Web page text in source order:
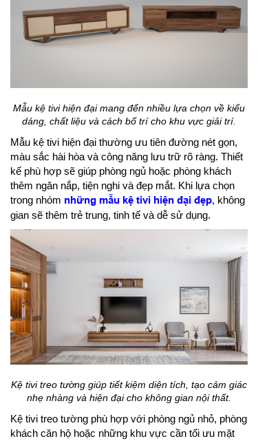
Mẫu kệ tivi hiện đại mang đến nhiều lựa chọn về kiểu
dáng, chất liệu và cách bố trí cho khu vực giải trí.
Mẫu kệ tivi hiện đại thường ưu tiên đường nét gọn,
màu sắc hài hòa và công năng lưu trữ rõ ràng. Thiết
kế phù hợp sẽ giúp phòng ngủ hoặc phòng khách
thêm ngăn nắp, tiện nghi và đẹp mắt. Khi lựa chọn
trong nhóm những mẫu kệ tivi hiện đại đẹp, không
gian sẽ thêm trẻ trung, tinh tế và dễ sử dụng.
Kệ tivi treo tường giúp tiết kiệm diện tích, tạo cảm giác
nhẹ nhàng và hiện đại cho không gian nội thất.
Kệ tivi treo tường phù hợp với phòng ngủ nhỏ, phòng
khách căn hộ hoặc những khu vực cần tối ưu mặt